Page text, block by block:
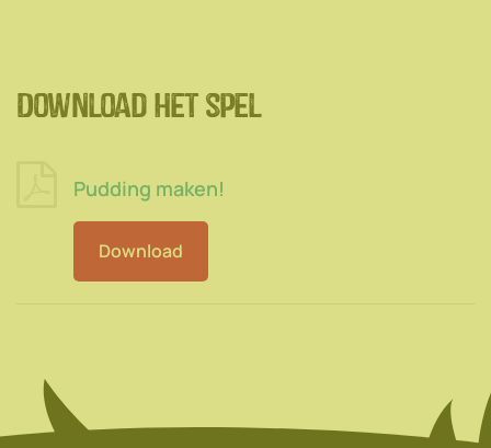
Download het spel
Pudding maken!
Download